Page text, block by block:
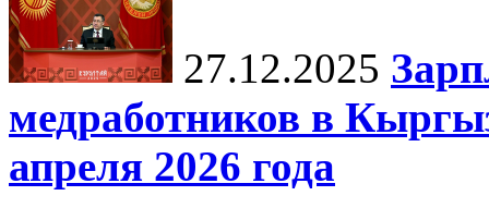
27.12.2025
медработников в
апреля 2026 года